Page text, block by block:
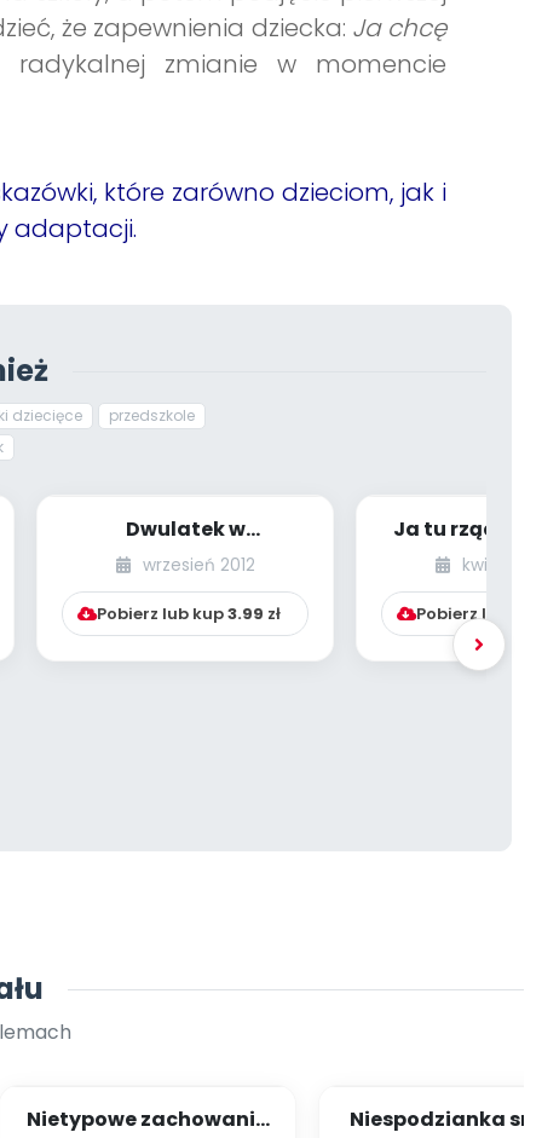
że zapewnienia dziecka: Ja chcę
zmianie w momencie
które zarówno dzieciom, jak i
adaptacji.
dziecięce
przedszkole
Dwulatek w
przedszkolu
wrzesień 2012
Pobierz lub kup3.99 zł
Ja tu rządzę!
intelektualny
na progu
kwiecień
Pobierz lub
Nietypowe zachowania
Niespodzianka